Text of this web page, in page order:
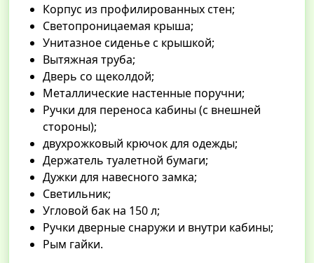
Корпус из профилированных стен;
Светопроницаемая крыша;
Унитазное сиденье с крышкой;
Вытяжная труба;
Дверь со щеколдой;
Металлические настенные поручни;
Ручки для переноса кабины (с внешней
стороны);
двухрожковый крючок для одежды;
Держатель туалетной бумаги;
Дужки для навесного замка;
Светильник;
Угловой бак на 150 л;
Ручки дверные снаружи и внутри кабины;
Рым гайки.